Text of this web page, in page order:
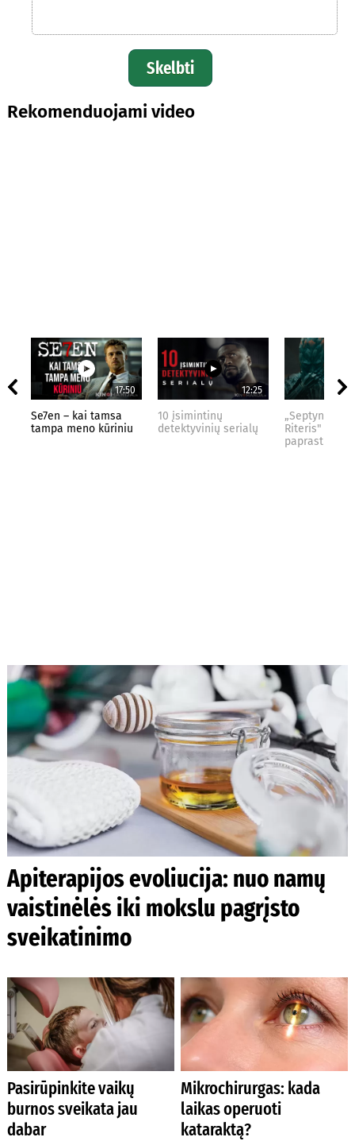
Skelbti
Rekomenduojami video
17:50
Se7en – kai tamsa
tampa meno kūriniu
12:25
10 įsimintinų
detektyvinių serialų
„Septynių
Riteris" – kai
paprastumas
Apiterapijos evoliucija: nuo namų
vaistinėlės iki mokslu pagrįsto
sveikatinimo
Pasirūpinkite vaikų
burnos sveikata jau
dabar
Mikrochirurgas: kada
laikas operuoti
kataraktą?